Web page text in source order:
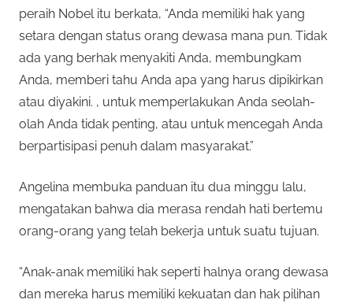
peraih Nobel itu berkata, “Anda memiliki hak yang
setara dengan status orang dewasa mana pun. Tidak
ada yang berhak menyakiti Anda, membungkam
Anda, memberi tahu Anda apa yang harus dipikirkan
atau diyakini. , untuk memperlakukan Anda seolah-
olah Anda tidak penting, atau untuk mencegah Anda
berpartisipasi penuh dalam masyarakat.”
Angelina membuka panduan itu dua minggu lalu,
mengatakan bahwa dia merasa rendah hati bertemu
orang-orang yang telah bekerja untuk suatu tujuan.
“Anak-anak memiliki hak seperti halnya orang dewasa
dan mereka harus memiliki kekuatan dan hak pilihan